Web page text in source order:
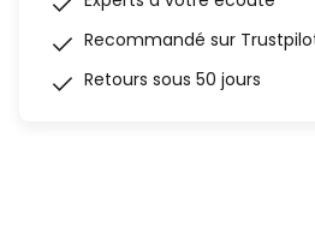
Recommandé sur
Retours sous 50 jours